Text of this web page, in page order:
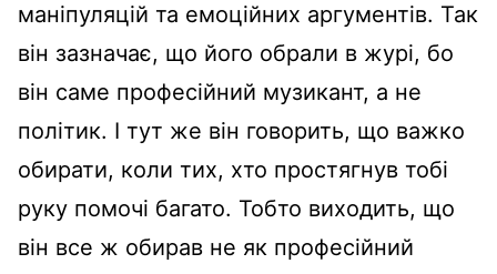
маніпуляцій та емоційних аргументів. Так
він зазначає, що його обрали в журі, бо
він саме професійний музикант, а не
політик. І тут же він говорить, що важко
обирати, коли тих, хто простягнув тобі
руку помочі багато. Тобто виходить, що
він все ж обирав не як професійний